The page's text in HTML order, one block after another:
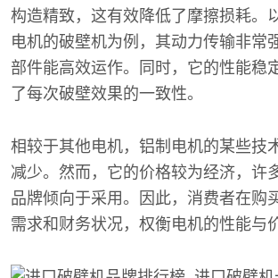
构造精致，这有效降低了摩擦损耗。
电机的破壁机为例，其动力传输非常
部件能高效运作。同时，它的性能稳
了每次破壁效果的一致性。
相较于其他电机，铝制电机的某些技
减少。然而，它的价格较为经济，许
品牌倾向于采用。因此，消费者在购
需求和财务状况，权衡电机的性能与